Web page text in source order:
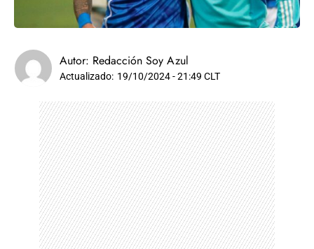
Autor: Redacción Soy Azul
Actualizado: 19/10/2024 - 21:49 CLT